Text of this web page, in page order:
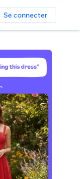
Se connecter